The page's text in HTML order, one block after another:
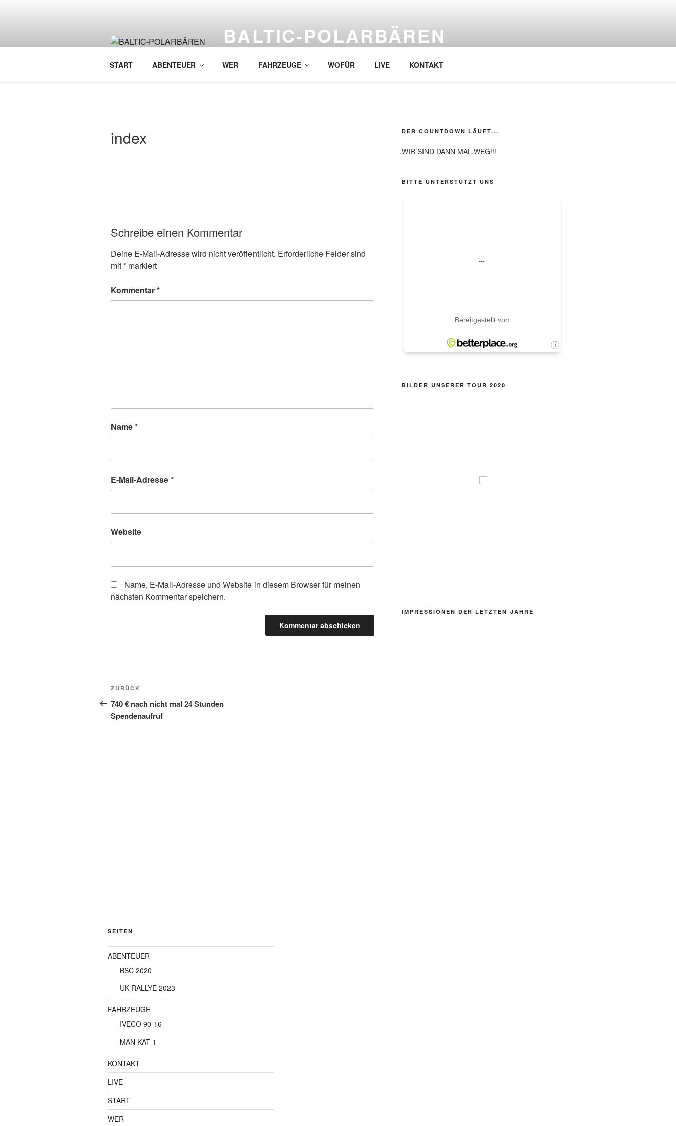
BALTIC-POLARBÄREN
START ABENTEUER WER FAHRZEUGE WOFÜR LIVE KONTAKT
index
Schreibe einen Kommentar
Deine E-Mail-Adresse wird nicht veröffentlicht. Erforderliche Felder sind
mit* markiert
Kommentar*
Name*
E-Mail-Adresse*
Website
Name, E-Mail-Adresse und Website in diesem Browser für meinen
nächsten Kommentar speichern.
Beitragsnavigation
Vorheriger
Beitrag
ZURÜCK
740 € nach nicht mal 24 Stunden
Spendenaufruf
DER COUNTDOWN LÄUFT...
WIR SIND DANN MAL WEG!!!
BITTE UNTERSTÜTZT UNS
BILDER UNSERER TOUR 2020
IMPRESSIONEN DER LETZTEN JAHRE
SEITEN
ABENTEUER
BSC 2020
UK-RALLYE 2023
FAHRZEUGE
IVECO 90-16
MAN KAT 1
KONTAKT
LIVE
START
WER